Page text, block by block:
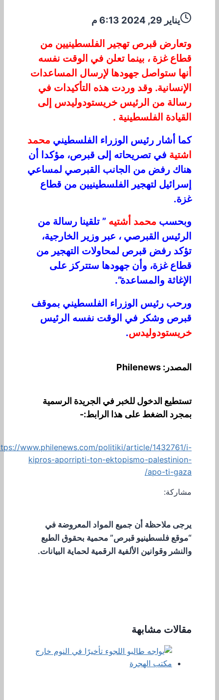
يناير 29, 2024 6:13 م
وتعارض قبرص تهجير الفلسطينيين من
قطاع غزة ، بينما تعلن في الوقت نفسه
أنها ستواصل جهودها لإرسال المساعدات
الإنسانية. وقد وردت هذه التأكيدات في
رسالة من الرئيس خريستودوليدس إلى
القيادة الفلسطينية .
كما أشار رئيس الوزراء الفلسطيني محمد
اشتية في تصريحاته إلى قبرص، مؤكدا أن
هناك رفض من الجانب القبرصي لمساعي
إسرائيل لتهجير الفلسطينيين من قطاع
غزة.
وبحسب محمد أشتيه ” تلقينا رسالة من
الرئيس القبرصي ، عبر وزير الخارجية،
تؤكد رفض قبرص لمحاولات التهجير من
قطاع غزة، وأن جهودها ستتركز على
الإغاثة والمساعدة”.
ورحب رئيس الوزراء الفلسطيني بموقف
قبرص وشكر في الوقت نفسه الرئيس
خريستودوليدس.
المصدر: Philenews
تستطيع الدخول للخبر في الجريدة الرسمية
بمجرد الضغط على هذا الرابط:-
www.philenews.com/politiki/article/1432761/i-
kipros-aporripti-ton-ektopismo-palestinion-
apo-ti-gaza/
مشاركة:
يرجى ملاحظة أن جميع المواد المعروضة في
“موقع فلسطينيو قبرص” محمية بحقوق الطبع
والنشر وقوانين الألفية الرقمية لحماية البيانات.
مقالات مشابهة